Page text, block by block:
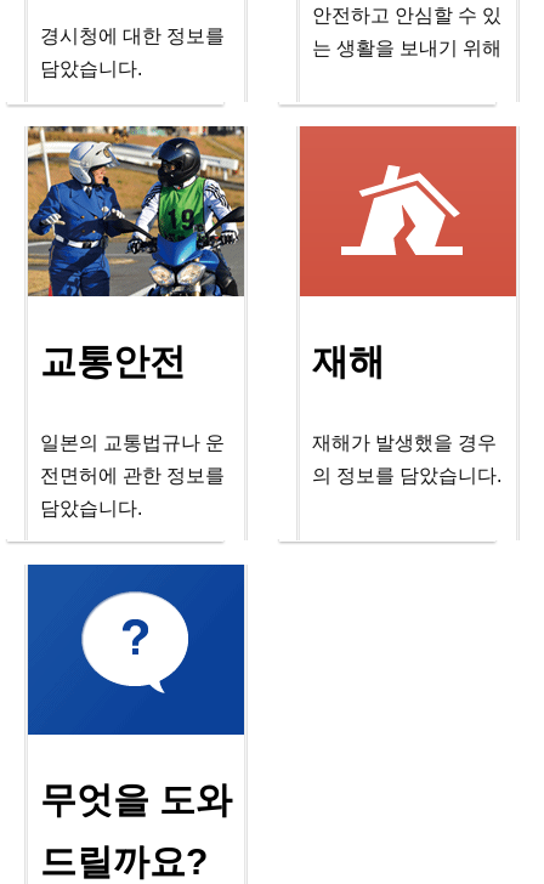
경시청에 대한 정보를
담았습니다.
안전하고 안심할 수 있
는 생활을 보내기 위해
교통안전
일본의 교통법규나 운
전면허에 관한 정보를
담았습니다.
재해
재해가 발생했을 경우
의 정보를 담았습니다.
무엇을 도와
드릴까요?